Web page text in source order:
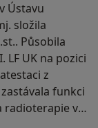
Ústavu
složila
Působila
LF UK na pozici
z
funkci
radioterapie v
V roce